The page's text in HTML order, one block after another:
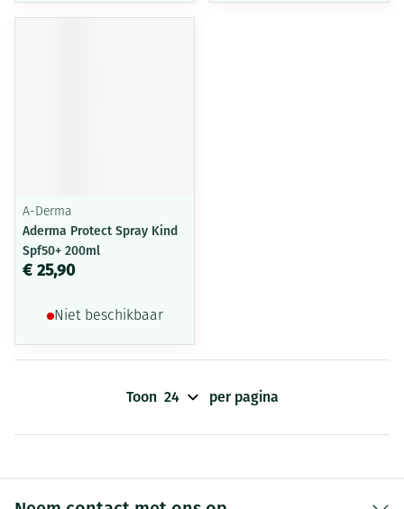
A-Derma
Aderma Protect Spray Kind
Spf50+ 200ml
€ 25,90
Niet beschikbaar
Toon per pagina